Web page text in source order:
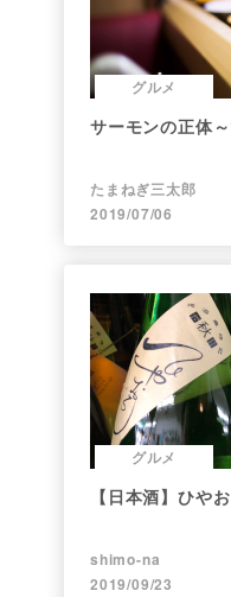
グルメ
サーモンの正体
たまねぎ三太郎
2019/07/06
グルメ
【日本酒】ひや
shimo-na
2019/09/23